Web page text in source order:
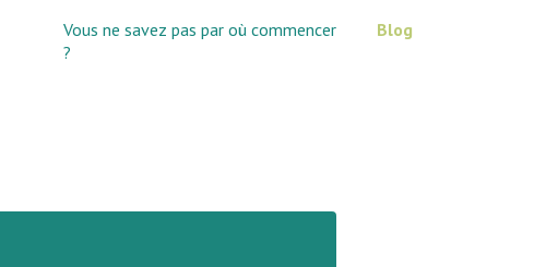
Vous ne savez pas par où commencer
?
Blog